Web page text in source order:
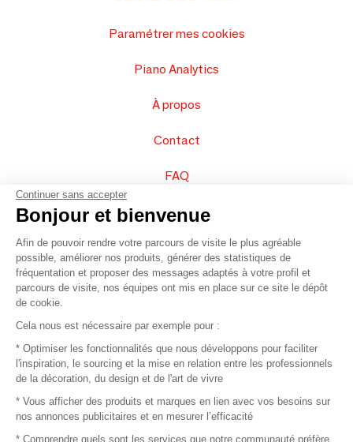
Paramétrer mes cookies
Piano Analytics
À propos
Contact
FAQ
Vendez vos produits
Plan du site
© 2016 –Organisation SAFI
Recrutement
Continuer sans accepter
Bonjour et bienvenue
Afin de pouvoir rendre votre parcours de visite le plus agréable
possible, améliorer nos produits, générer des statistiques de
fréquentation et proposer des messages adaptés à votre profil et
parcours de visite, nos équipes ont mis en place sur ce site le dépôt
de cookie.
Cela nous est nécessaire par exemple pour :
* Optimiser les fonctionnalités que nous développons pour faciliter
l'inspiration, le sourcing et la mise en relation entre les professionnels
de la décoration, du design et de l'art de vivre
* Vous afficher des produits et marques en lien avec vos besoins sur
nos annonces publicitaires et en mesurer l’efficacité
* Comprendre quels sont les services que notre communauté préfère